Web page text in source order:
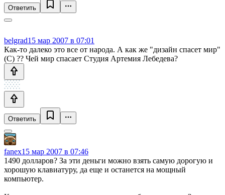
Ответить
belgrad15 мар 2007 в 07:01
Как-то далеко это все от народа. А как же "дизайн спасет мир"
(С) ?? Чей мир спасает Студия Артемия Лебедева?
Ответить
fanex15 мар 2007 в 07:46
1490 долларов? За эти деньги можно взять самую дорогую и
хорошую клавиатуру, да еще и останется на мощный
компьютер.